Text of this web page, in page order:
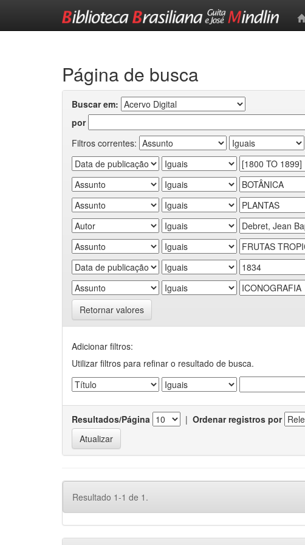
Página de busca
Buscar em:
por
Filtros correntes:
Retornar valores
Adicionar filtros:
Utilizar filtros para refinar o resultado de busca.
Resultados/Página | Ordenar registros por
Resultado 1-1 de 1.